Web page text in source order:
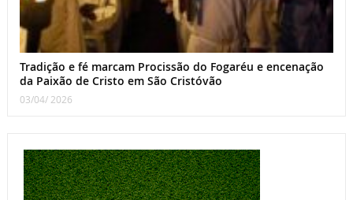
Tradição e fé marcam Procissão do Fogaréu e encenação
da Paixão de Cristo em São Cristóvão
03/04/ 2026